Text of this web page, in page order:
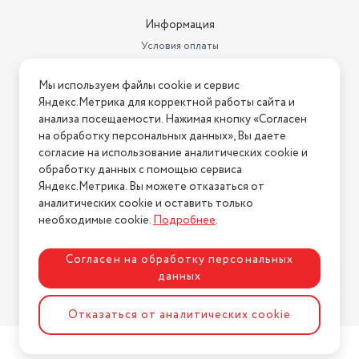
Информация
Условия оплаты
Условия возврата
Нашли ошибку на сайте? Напишите нам
2026 © Интернет-магазин "АстМаркет". У нас есть всё!
Политика конфиденциальности
Разработка сайтаASTDESIGN
Мы используем файлы cookie и сервис
Яндекс.Метрика для корректной работы сайта и
анализа посещаемости. Нажимая кнопку «Согласен
на обработку персональных данных», Вы даете
согласие на использование аналитических cookie и
обработку данных с помощью сервиса
Яндекс.Метрика. Вы можете отказаться от
аналитических cookie и оставить только
необходимые cookie.Подробнее.
Согласен на обработку персональных
данных
Отказаться от аналитических cookie